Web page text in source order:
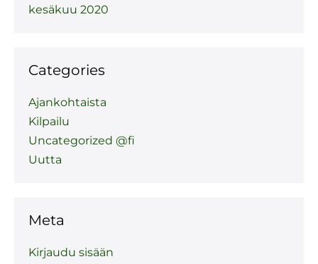
kesäkuu 2020
Categories
Ajankohtaista
Kilpailu
Uncategorized @fi
Uutta
Meta
Kirjaudu sisään